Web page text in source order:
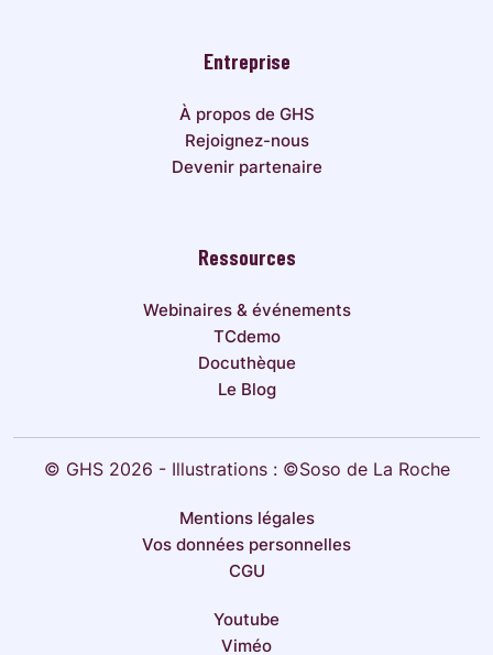
Entreprise
À propos de GHS
Rejoignez-nous
Devenir partenaire
Ressources
Webinaires & événements
TCdemo
Docuthèque
Le Blog
© GHS 2026 - Illustrations : ©Soso de La Roche
Mentions légales
Vos données personnelles
CGU
Youtube
Viméo